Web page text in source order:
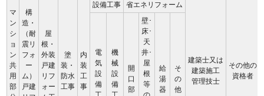
マ
ン
シ
ョ
ン
共
用
部
構
造・
（耐
震リ
フォ
ー
ム）
戸建
屋
根・
外装
戸建
リフ
ォー
塗
装・
防水
工事
内
装
工
事
設備工事 省エネリフォーム
建築士又は
建築施工
管理技士
その他の
資格者
電
気
設
備
機
械
設
備
開
口
部
壁･
床･
天
井･
屋
根
等
給
湯
器
そ
の
他